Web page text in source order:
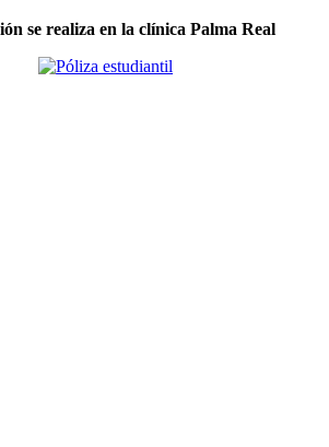
se realiza en la clínica Palma Real